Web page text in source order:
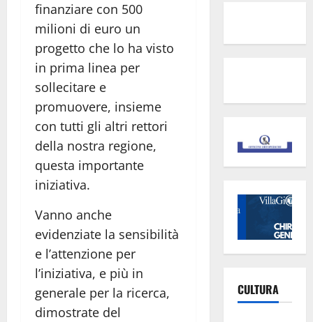
finanziare con 500
milioni di euro un
progetto che lo ha visto
in prima linea per
sollecitare e
promuovere, insieme
con tutti gli altri rettori
della nostra regione,
questa importante
iniziativa.
Vanno anche
evidenziate la sensibilità
e l’attenzione per
l’iniziativa, e più in
generale per la ricerca,
dimostrate del
CULTURA